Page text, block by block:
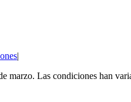
|
marzo. Las condiciones han